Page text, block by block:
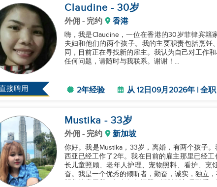
接聘用
Claudine - 30岁
外佣 - 完约 香港
嗨，我是Claudine，一位在香港的30岁菲律宾
夫妇和他们的两个孩子。我的主要职责包括烹
同，目前正在寻找新的雇主。我认为自己对工作
任何问题，请随时与我联系。谢谢！...
2年经验 从 12日09月2026年 | 全职
Mustika - 33岁
外佣 - 完约 新加坡
你好。我是Mustika，33岁，离婚，有两个孩子
西亚已经工作了2年。我在目前的雇主那里已经
长儿童照顾、老年人护理、宠物照料、看护、烹
奋。我是一个优秀的倾听者，勤奋，诚实，独立